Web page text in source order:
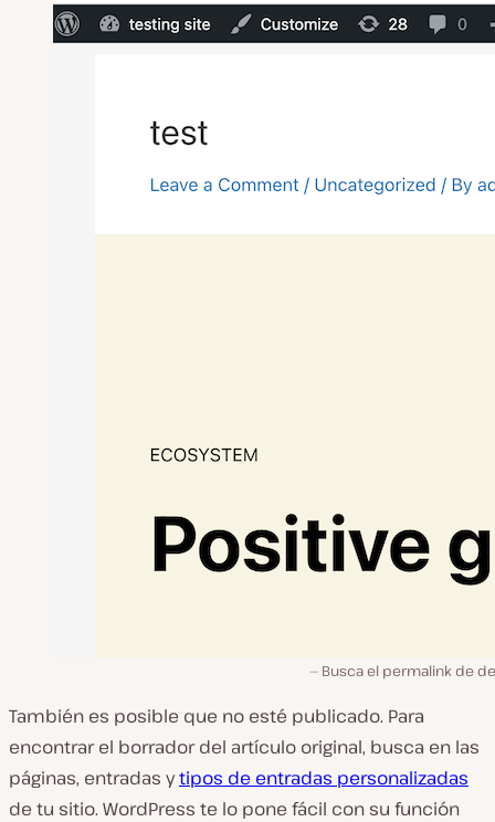
Busca el permalink de
También es posible que no esté publicado. Para
encontrar el borrador del artículo original, busca en las
páginas, entradas ytipos de entradas personalizadas
de tu sitio. WordPress te lo pone fácil con su función